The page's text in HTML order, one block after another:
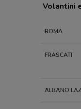
Volantini
ROMA
FRASCATI
ALBANO